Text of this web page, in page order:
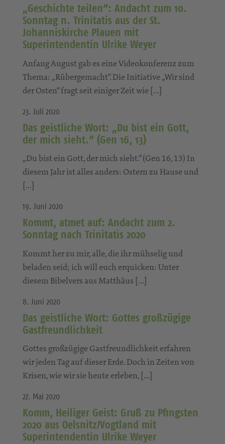
„Geschichte teilen“: Andacht zum 10.
Sonntag n. Trinitatis aus der St.
Johanniskirche Plauen mit
Superintendentin Ulrike Weyer
Anfang August gab es eine Videokonferenz zum
Thema: „Rübergemacht“. Die Initiative „Wir sind
der Osten“ fragt seit einiger Zeit wie […]
23. Juli 2020
Das geistliche Wort: „Du bist ein Gott,
der mich sieht.“ (Gen 16, 13)
„Du bist ein Gott, der mich sieht.“ (Gen 16, 13) In
diesem Jahr ist alles anders: Ostern zu Hause und
[…]
19. Juni 2020
Kommt, atmet auf: Andacht zum 2.
Sonntag nach Trinitatis 2020
Kommt her zu mir, alle, die ihr mühselig und
beladen seid; ich will euch erquicken: Unter
diesem Bibelvers aus Matthäus […]
8. Juni 2020
Das geistliche Wort: Gottes großzügige
Gastfreundlichkeit
Gottes großzügige Gastfreundlichkeit erfahren
wir jeden Tag auf dieser Erde. Doch in Zeiten von
Krisen, wie wir sie heute erleben, […]
27. Mai 2020
Komm, Heiliger Geist: Gruß zu Pfingsten
2020 aus Oelsnitz/Vogtland mit
Superintendentin Ulrike Weyer